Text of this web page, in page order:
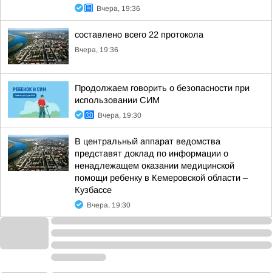
Вчера, 19:36
составлено всего 22 протокола
Вчера, 19:36
Продолжаем говорить о безопасности при
использовании СИМ
Вчера, 19:30
В центральный аппарат ведомства
представят доклад по информации о
ненадлежащем оказании медицинской
помощи ребенку в Кемеровской области –
Кузбассе
Вчера, 19:30